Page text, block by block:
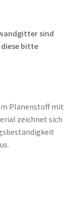
sind
bitte
Planenstoff mit
zeichnet sich